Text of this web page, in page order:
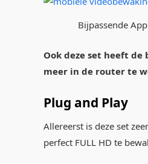
Bijpassende App
Ook deze set heeft
meer in de router te
Plug and Play
Allereerst is deze set
perfect FULL HD te